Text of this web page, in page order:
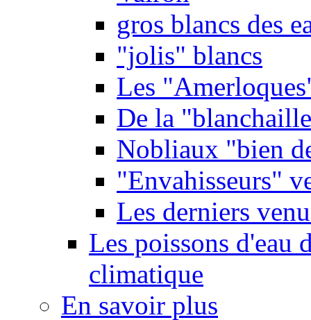
gros blancs des
"jolis" blancs
Les
De la
Nobliaux "bien
"Envahisseurs"
Les derniers
Les poissons d'eau
climatique
En savoir plus